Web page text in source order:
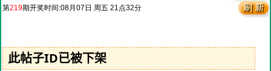
此帖子ID已被下架